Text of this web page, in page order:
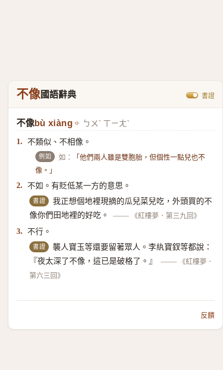
不像國語辭典 書證
不像bù xiàng ㄅㄨˋ ㄒㄧㄤˋ
1. 不類似、不相像。
例如 如：
「他們兩人雖是雙胞胎，但個性一點兒也不
像。」
2. 不如。有貶低某一方的意思。
書證
我正想個地裡現摘的瓜兒菜兒吃，外頭買的不
像你們田地裡的好吃。
—— 《紅樓夢．第三九回》
3. 不行。
書證
襲人寶玉等還要留著眾人。李紈寶釵等都說：
『夜太深了不像，這已是破格了。』
——
《紅樓夢．
第六三回》
反饋